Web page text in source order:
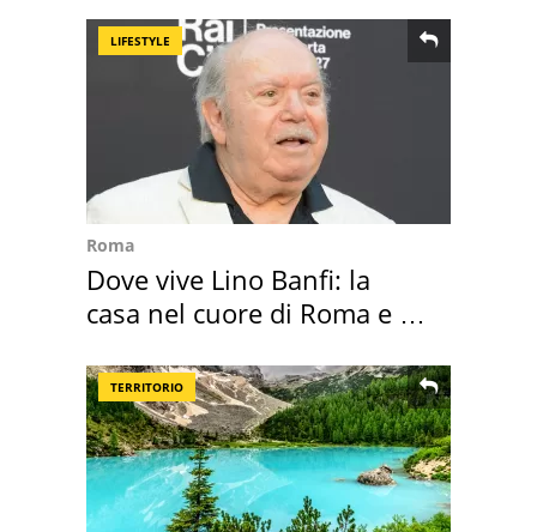
LIFESTYLE
Roma
Dove vive Lino Banfi: la
casa nel cuore di Roma e i
TERRITORIO